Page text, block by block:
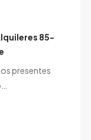
85-
presentes